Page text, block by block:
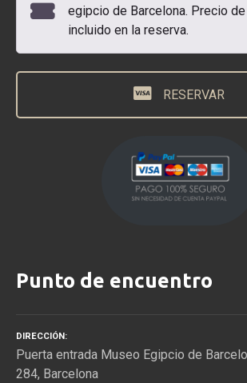
egipcio de Barcelona. Precio
incluido en la reserva.
RESERVAR
Punto de encuentro
DIRECCIÓN
Puerta entrada Museo Egipcio de
284, Barcelona